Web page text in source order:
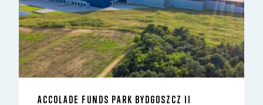
ACCOLADE FUNDS PARK BYDGOSZCZ II